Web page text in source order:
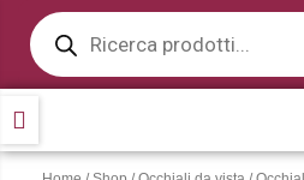
contenuto
Products
search